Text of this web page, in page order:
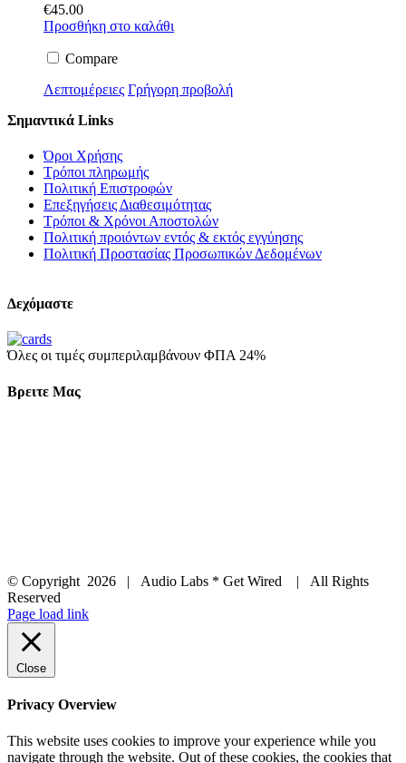
€45.00
Προσθήκη στο καλάθι
Compare
Λεπτομέρειες Γρήγορη προβολή
Σημαντικά Links
Όροι Χρήσης
Τρόποι πληρωμής
Πολιτική Επιστροφών
Επεξηγήσεις Διαθεσιμότητας
Τρόποι & Χρόνοι Αποστολών
Πολιτική προιόντων εντός & εκτός εγγύησης
Πολιτική Προστασίας Προσωπικών Δεδομένων
Δεχόμαστε
Όλες οι τιμές συμπεριλαμβάνουν ΦΠΑ 24%
Βρειτε Μας
© Copyright 2026 | Audio Labs * Get Wired | All Rights
Reserved
Facebook
Instagram
YouTube
LinkedIn
X
Page load link
Close
Privacy Overview
This website uses cookies to improve your experience while you
navigate through the website. Out of these cookies, the cookies that